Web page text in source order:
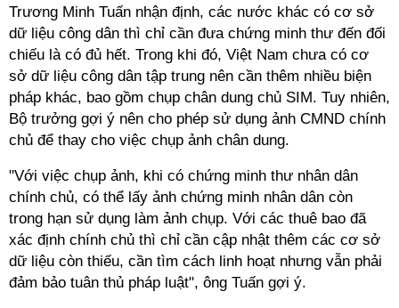
Trương Minh Tuấn nhận định, các nước khác có cơ sở
dữ liệu công dân thì chỉ cần đưa chứng minh thư đến đối
chiếu là có đủ hết. Trong khi đó, Việt Nam chưa có cơ
sở dữ liệu công dân tập trung nên cần thêm nhiều biện
pháp khác, bao gồm chụp chân dung chủ SIM. Tuy nhiên,
Bộ trưởng gợi ý nên cho phép sử dụng ảnh CMND chính
chủ để thay cho việc chụp ảnh chân dung.
"Với việc chụp ảnh, khi có chứng minh thư nhân dân
chính chủ, có thể lấy ảnh chứng minh nhân dân còn
trong hạn sử dụng làm ảnh chụp. Với các thuê bao đã
xác định chính chủ thì chỉ cần cập nhật thêm các cơ sở
dữ liệu còn thiếu, cần tìm cách linh hoạt nhưng vẫn phải
đảm bảo tuân thủ pháp luật", ông Tuấn gợi ý.